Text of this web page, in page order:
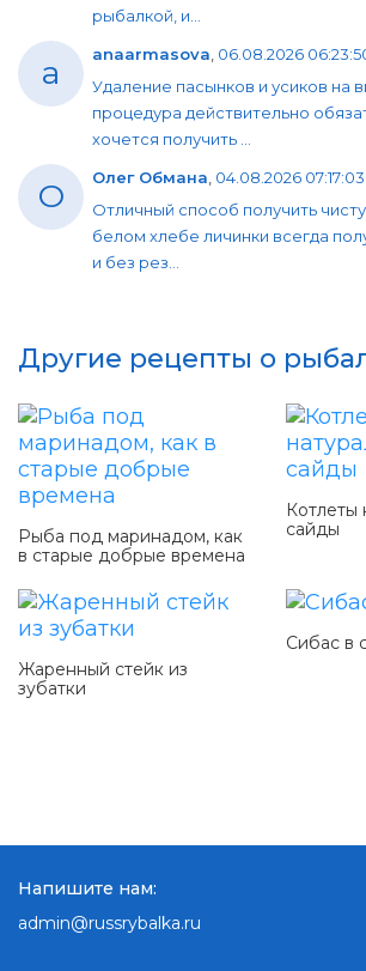
рыбалкой, и...
a anaarmasova 06.08.2026
Удаление пасынков и усиков на
процедура действительно
хочется получить ...
О Олег Обмана 04.08.2026 07:17:03
Отличный способ получить
белом хлебе личинки всегда
и без рез...
Другие рецепты о
Рыба под маринадом, как
в старые добрые времена
Котлеты
сайды
Жаренный стейк из
зубатки
Сибас в
Напишите нам:
admin@russrybalka.ru